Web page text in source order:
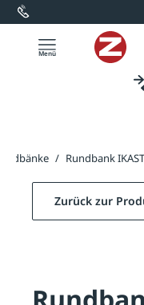
springen
/ Rundbank IKAST
Zurück zur